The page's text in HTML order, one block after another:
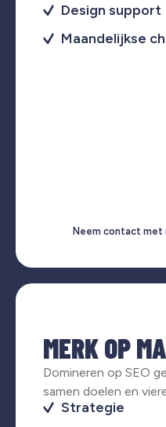
Design support
Maandelijkse
Neem contact met
MERK OP
Domineren op SEO
samen doelen en
Strategie